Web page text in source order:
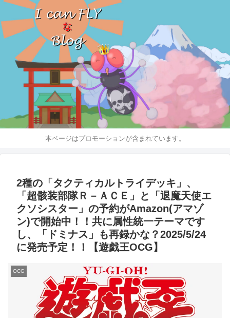
本ページはプロモーションが含まれています。
2種の「タクティカルトライデッキ」、
「超骸装部隊Ｒ－ＡＣＥ」と「退魔天使エ
クソシスター」の予約がAmazon(アマゾ
ン)で開始中！！共に属性統一テーマです
し、「ドミナス」も再録かな？2025/5/24
に発売予定！！【遊戯王OCG】
OCG